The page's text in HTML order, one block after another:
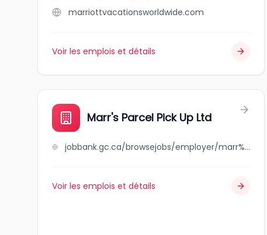
marriottvacationsworldwide.com
Voir les emplois et détails
Marr's Parcel Pick Up Ltd
jobbank.gc.ca/browsejobs/employer/marr%27s+parcel+pick+up+ltd/ca
Voir les emplois et détails